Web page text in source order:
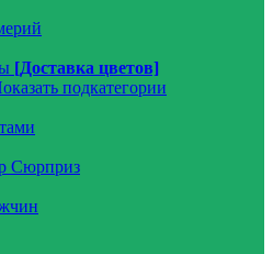
[Доставка цветов]
подкатегории
Сюрприз